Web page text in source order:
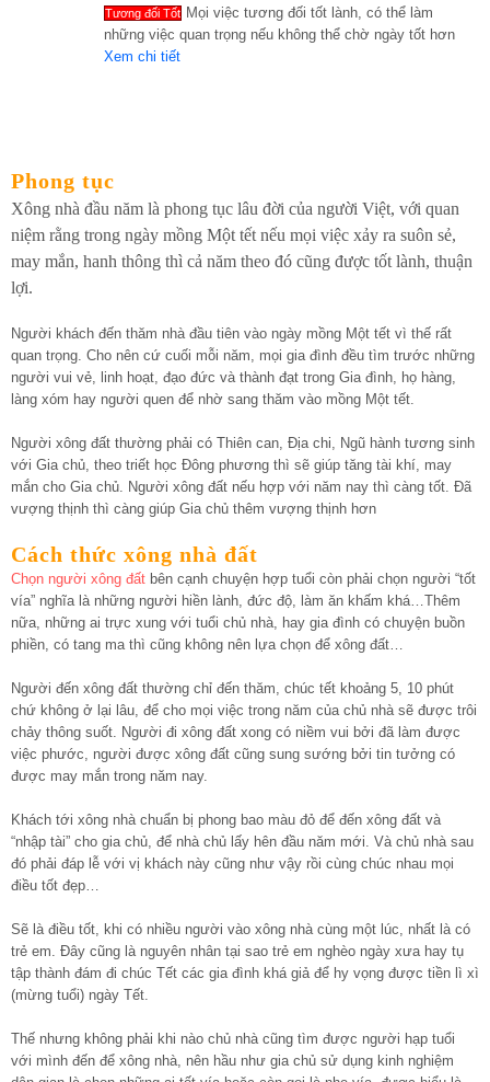
Tương đối Tốt Mọi việc tương đối tốt lành, có thể làm
những việc quan trọng nếu không thể chờ ngày tốt hơn
Xem chi tiết
Phong tục
Xông nhà đầu năm là phong tục lâu đời của người Việt, với quan
niệm rằng trong ngày mồng Một tết nếu mọi việc xảy ra suôn sẻ,
may mắn, hanh thông thì cả năm theo đó cũng được tốt lành, thuận
lợi.
Người khách đến thăm nhà đầu tiên vào ngày mồng Một tết vì thế rất
quan trọng. Cho nên cứ cuối mỗi năm, mọi gia đình đều tìm trước những
người vui vẻ, linh hoạt, đạo đức và thành đạt trong Gia đình, họ hàng,
làng xóm hay người quen để nhờ sang thăm vào mồng Một tết.
Người xông đất thường phải có Thiên can, Địa chi, Ngũ hành tương sinh
với Gia chủ, theo triết học Đông phương thì sẽ giúp tăng tài khí, may
mắn cho Gia chủ. Người xông đất nếu hợp với năm nay thì càng tốt. Đã
vượng thịnh thì càng giúp Gia chủ thêm vượng thịnh hơn
Cách thức xông nhà đất
Chọn người xông đất bên cạnh chuyện hợp tuổi còn phải chọn người “tốt
vía” nghĩa là những người hiền lành, đức độ, làm ăn khấm khá…Thêm
nữa, những ai trực xung với tuổi chủ nhà, hay gia đình có chuyện buồn
phiền, có tang ma thì cũng không nên lựa chọn để xông đất…
Người đến xông đất thường chỉ đến thăm, chúc tết khoảng 5, 10 phút
chứ không ở lại lâu, để cho mọi việc trong năm của chủ nhà sẽ được trôi
chảy thông suốt. Người đi xông đất xong có niềm vui bởi đã làm được
việc phước, người được xông đất cũng sung sướng bởi tin tưởng có
được may mắn trong năm nay.
Khách tới xông nhà chuẩn bị phong bao màu đỏ để đến xông đất và
“nhập tài” cho gia chủ, để nhà chủ lấy hên đầu năm mới. Và chủ nhà sau
đó phải đáp lễ với vị khách này cũng như vậy rồi cùng chúc nhau mọi
điều tốt đẹp…
Sẽ là điều tốt, khi có nhiều người vào xông nhà cùng một lúc, nhất là có
trẻ em. Đây cũng là nguyên nhân tại sao trẻ em nghèo ngày xưa hay tụ
tập thành đám đi chúc Tết các gia đình khá giả để hy vọng được tiền lì xì
(mừng tuổi) ngày Tết.
Thế nhưng không phải khi nào chủ nhà cũng tìm được người hạp tuổi
với mình đến để xông nhà, nên hầu như gia chủ sử dụng kinh nghiệm